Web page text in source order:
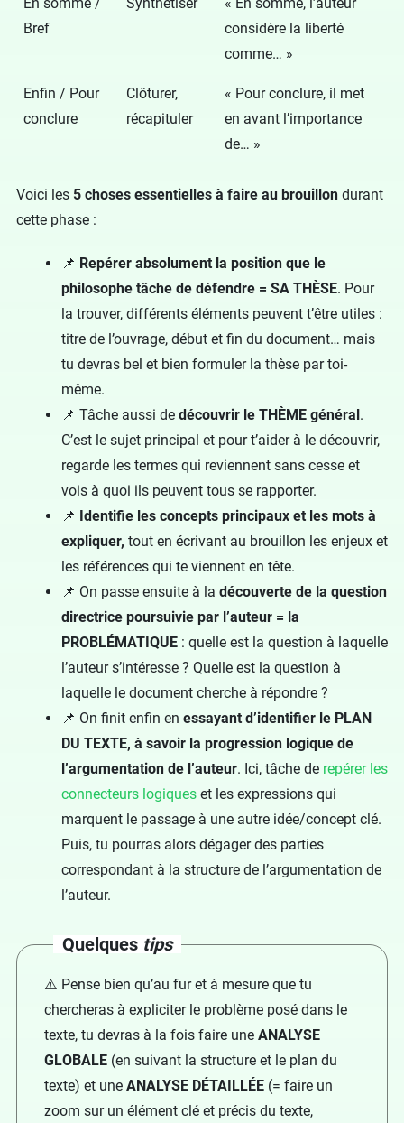
Bref
considère la liberté
comme… »
Enfin / Pour
conclure
Clôturer,
récapituler
« Pour conclure, il met
en avant l’importance
de… »
Voici les 5 choses essentielles à faire au brouillon durant
cette phase :
📌 Repérer absolument la position que le
philosophe tâche de défendre = SA THÈSE. Pour
la trouver, différents éléments peuvent t’être utiles :
titre de l’ouvrage, début et fin du document… mais
tu devras bel et bien formuler la thèse par toi-
même.
📌 Tâche aussi de découvrir le THÈME général.
C’est le sujet principal et pour t’aider à le découvrir,
regarde les termes qui reviennent sans cesse et
vois à quoi ils peuvent tous se rapporter.
📌 Identifie les concepts principaux et les mots à
expliquer, tout en écrivant au brouillon les enjeux et
les références qui te viennent en tête.
📌 On passe ensuite à la découverte de la question
directrice poursuivie par l’auteur = la
PROBLÉMATIQUE : quelle est la question à laquelle
l’auteur s’intéresse ? Quelle est la question à
laquelle le document cherche à répondre ?
📌 On finit enfin en essayant d’identifier le PLAN
DU TEXTE, à savoir la progression logique de
l’argumentation de l’auteur. Ici, tâche de repérer les
connecteurs logiques et les expressions qui
marquent le passage à une autre idée/concept clé.
Puis, tu pourras alors dégager des parties
correspondant à la structure de l’argumentation de
l’auteur.
Quelques tips
⚠️ Pense bien qu’au fur et à mesure que tu
chercheras à expliciter le problème posé dans le
texte, tu devras à la fois faire une ANALYSE
GLOBALE (en suivant la structure et le plan du
texte) et une ANALYSE DÉTAILLÉE (= faire un
zoom sur un élément clé et précis du texte,